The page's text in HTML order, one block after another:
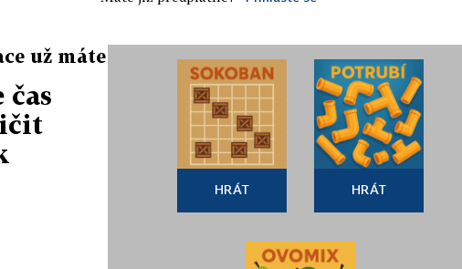
už máte
čas
HRÁT HRÁT